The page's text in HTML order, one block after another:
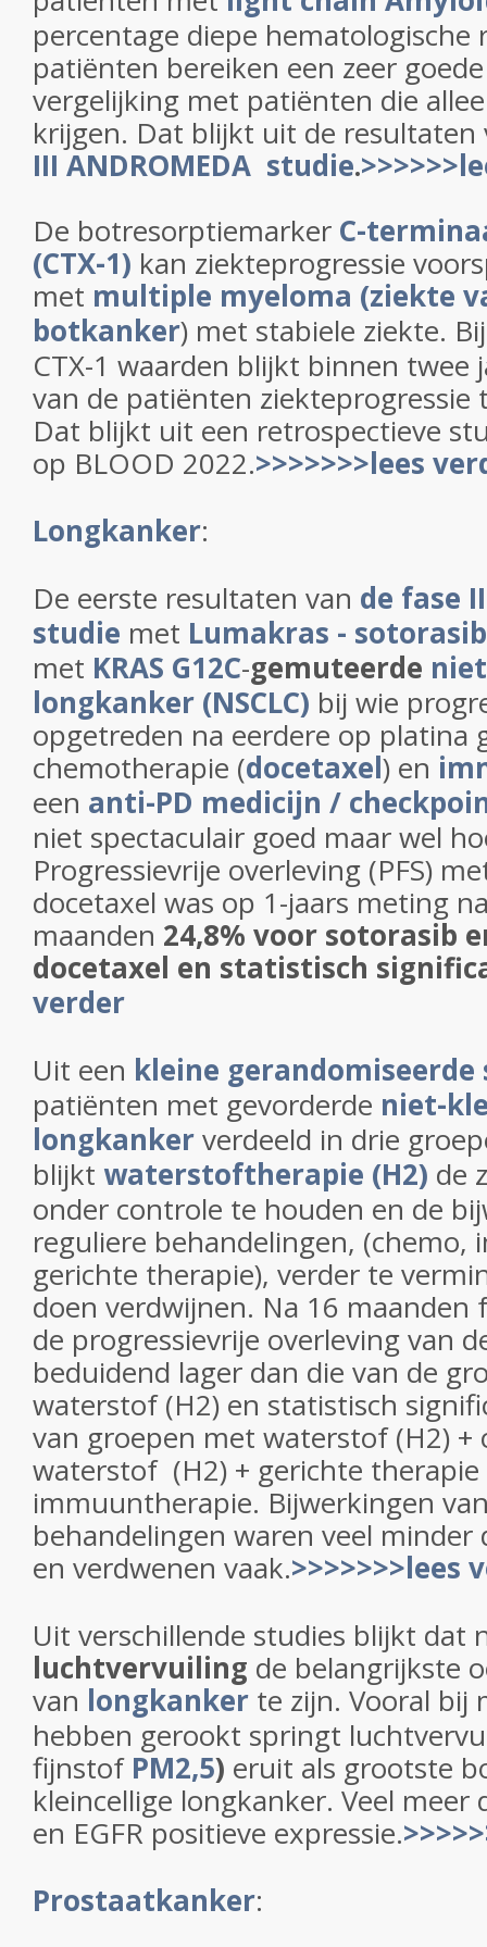
percentage diepe hematologische
patiënten bereiken een zeer
vergelijking met patiënten die
krijgen. Dat blijkt uit de
III ANDROMEDA studie.
De botresorptiemarker C-
(CTX-1) kan ziekteprogressie
met multiple myeloma (ziekte
botkanker) met stabiele ziekte.
CTX-1 waarden blijkt binnen twee
van de patiënten ziekteprogressie
Dat blijkt uit een retrospectieve
op BLOOD 2022.>>>>>>>lees
Longkanker:
De eerste resultaten van de fase
studie met Lumakras - sotorasib
met KRAS G12C-gemuteerde
longkanker (NSCLC) bij wie
opgetreden na eerdere op platina
chemotherapie (docetaxel) en
een anti-PD medicijn /
niet spectaculair goed maar wel
Progressievrije overleving (PFS)
docetaxel was op 1-jaars meting
maanden 24,8% voor sotorasib
docetaxel en statistisch
verder
Uit een kleine gerandomiseerde
patiënten met gevorderde niet-
longkankerverdeeld in drie
blijkt waterstoftherapie (H2) de
onder controle te houden en de
reguliere behandelingen,
gerichte therapie), verder te
doen verdwijnen. Na 16 maanden
de progressievrije overleving van
beduidend lager dan die van de
waterstof (H2) en statistisch
van groepen met waterstof (H2) +
waterstof (H2) + gerichte
immuuntherapie. Bijwerkingen
behandelingen waren veel
en verdwenen vaak.>>>>>>>lees
Uit verschillende studies blijkt dat
luchtvervuiling de belangrijkste
van longkanker te zijn. Vooral bij
hebben gerookt springt
fijnstof PM2,5) eruit als grootste
kleincellige longkanker. Veel meer
en EGFR positieve expressie.
Prostaatkanker: